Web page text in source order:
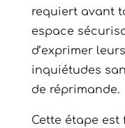
requiert avant
espace
d’exprimer
inquiétudes
de réprimande.
Cette étape